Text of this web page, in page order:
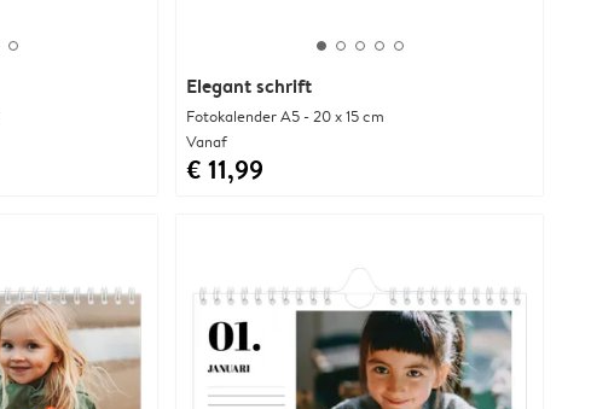
Elegant schrift
Fotokalender A5 - 20 x 15 cm
Vanaf
€ 11,99